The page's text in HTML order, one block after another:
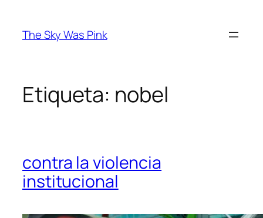
contenido
The Sky Was Pink
Etiqueta: nobel
contra la violencia
institucional